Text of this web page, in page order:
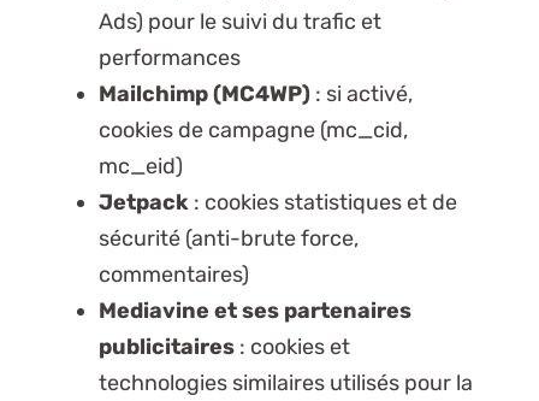
Ads) pour le suivi du trafic et
performances
Mailchimp (MC4WP): si activé,
cookies de campagne (mc_cid,
mc_eid)
Jetpack: cookies statistiques et de
sécurité (anti-brute force,
commentaires)
Mediavine et ses partenaires
publicitaires: cookies et
technologies similaires utilisés pour la